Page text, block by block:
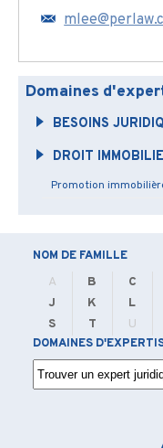
Domaines
BESOINS
DROIT
Promotion
NOM DE FAMILLE
A B C
J
K L
S
T U
DOMAINES